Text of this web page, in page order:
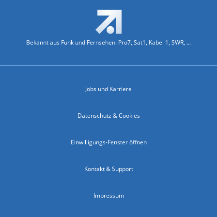
Bekannt aus Funk und Fernsehen: Pro7, Sat1, Kabel 1, SWR, ...
Jobs und Karriere
Datenschutz & Cookies
Einwilligungs-Fenster öffnen
Kontakt & Support
Impressum